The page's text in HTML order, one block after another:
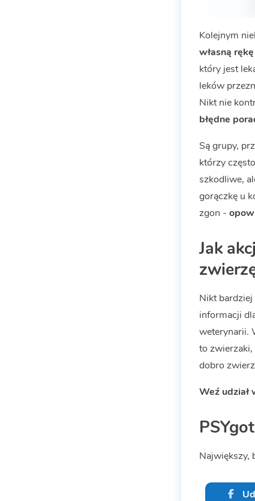
Kolejnym
własną rękę
który jest
leków
Nikt nie
błędne
Są grupy,
którzy
szkodliwe,
gorączkę u
zgon -
Jak
Nikt
informacji
weterynarii.
to zwierzaki,
dobro
Weź udział
Największy,